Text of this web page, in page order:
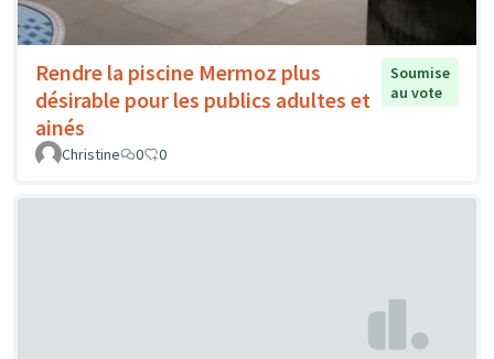
Rendre la piscine Mermoz plus
désirable pour les publics adultes et
ainés
Soumise
au vote
Christine 0 0